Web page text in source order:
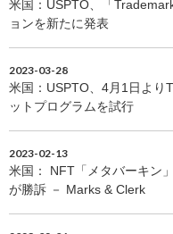
米国：USPTO、「
ョンを新たに発表
2023-03-28
米国：USPTO、4月1日より
ットプログラムを試行
2023-02-13
米国： NFT「メタバーキン
が勝訴 － Marks & Clerk